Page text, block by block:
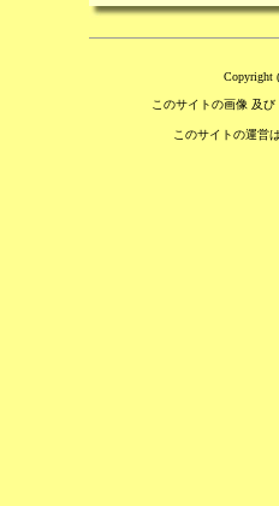
Copyright
このサイトの画像 及
このサイトの運営